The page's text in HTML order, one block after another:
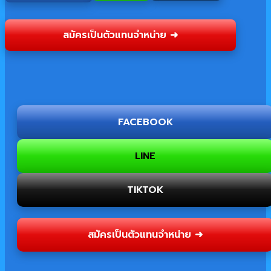
สมัครเป็นตัวแทนจำหน่าย ➜
FACEBOOK
LINE
TIKTOK
สมัครเป็นตัวแทนจำหน่าย ➜